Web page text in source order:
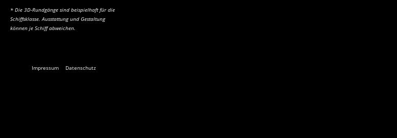
* Die 3D-Rundgänge sind beispielhaft für die
Schiffsklasse.Ausstattung und Gestaltung
können je Schiff abweichen.
Impressum Datenschutz